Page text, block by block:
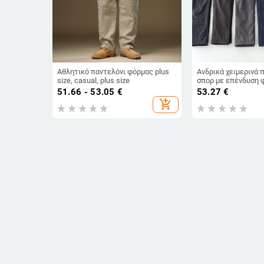
Αθλητικό παντελόνι φόρμας plus
size, casual, plus size
51.66 - 53.05 €
add_shopping_cart
Ανδρικά χειμερινά
σπορ με επένδυση
ίσια γραμμή, με
ελαστική μέση
53.27 €